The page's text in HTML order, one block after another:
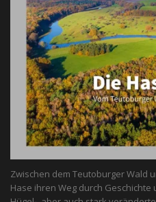
Zwischen dem Teutoburger Wald
Hase ihren Weg durch